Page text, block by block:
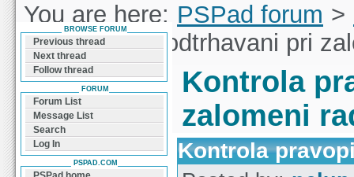
You are here: PSPad forum >
pravopisu - podtrhavani pri
Kontrola
zalomeni
Kontrola
BROWSE FORUM
Previous thread
Next thread
Follow thread
FORUM
Forum List
Message List
Search
Log In
PSPAD.COM